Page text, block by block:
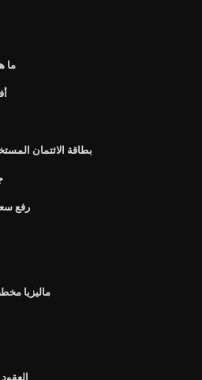
ما
بطاقة الائتمان
رفع سعر
ماليزيا